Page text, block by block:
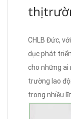
thị
CHLB Đức,
dục phát
cho những ai
trường lao
trong nhiều